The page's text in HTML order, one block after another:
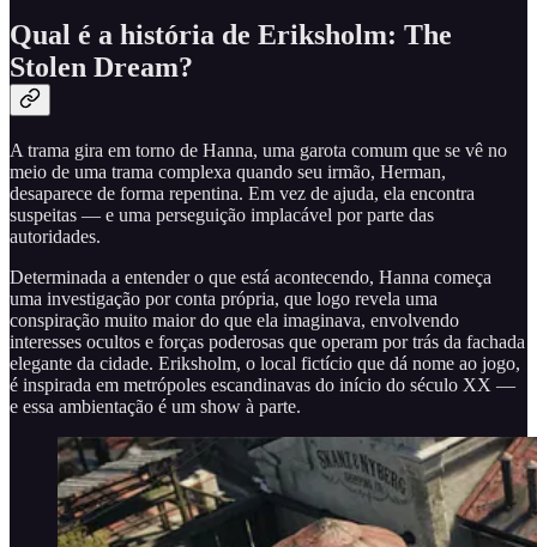
Qual é a história de Eriksholm: The
Stolen Dream?
A trama gira em torno de Hanna, uma garota comum que se vê no
meio de uma trama complexa quando seu irmão, Herman,
desaparece de forma repentina. Em vez de ajuda, ela encontra
suspeitas — e uma perseguição implacável por parte das
autoridades.
Determinada a entender o que está acontecendo, Hanna começa
uma investigação por conta própria, que logo revela uma
conspiração muito maior do que ela imaginava, envolvendo
interesses ocultos e forças poderosas que operam por trás da fachada
elegante da cidade. Eriksholm, o local fictício que dá nome ao jogo,
é inspirada em metrópoles escandinavas do início do século XX —
e essa ambientação é um show à parte.